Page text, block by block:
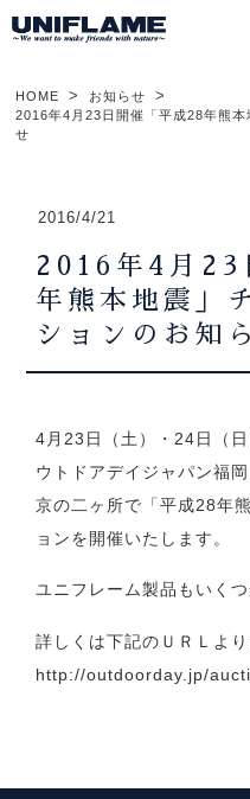
HOME
お知らせ
2016年4月23日開催「平成28年熊
せ
2016/4/21
2016年4月23
年熊本地震」
ションのお知
4月23日（土）・24日（
ウトドアデイジャパン福
京の二ヶ所で「平成28年
ョンを開催いたします。
ユニフレーム製品もいくつ
詳しくは下記のＵＲＬより
http://outdoorday.jp/